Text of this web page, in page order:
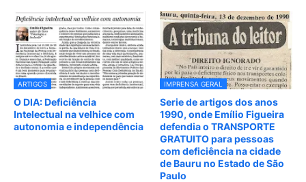
ARTIGOS
O DIA: Deficiência
Intelectual na velhice com
autonomia e independência
IMPRENSA GERAL
Serie de artigos dos anos
1990, onde Emílio Figueira
defendia o TRANSPORTE
GRATUITO para pessoas
com deficiência na cidade
de Bauru no Estado de São
Paulo